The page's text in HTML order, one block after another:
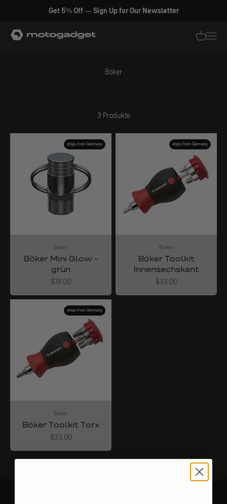
Zum Inhalt springen
Get 5% Off — Sign Up for Our Newsletter
motogadget GmbH
Böker
3 Produkte
ships from Germany
Böker
Böker Mini Glow -
grün
Angebot
$18.00
ships from Germany
Böker
Böker Toolkit
Innensechskant
Angebot
$33.00
ships from Germany
Böker
Böker Toolkit Torx
Angebot
$33.00